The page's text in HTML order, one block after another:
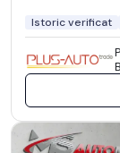
Istoric verificat